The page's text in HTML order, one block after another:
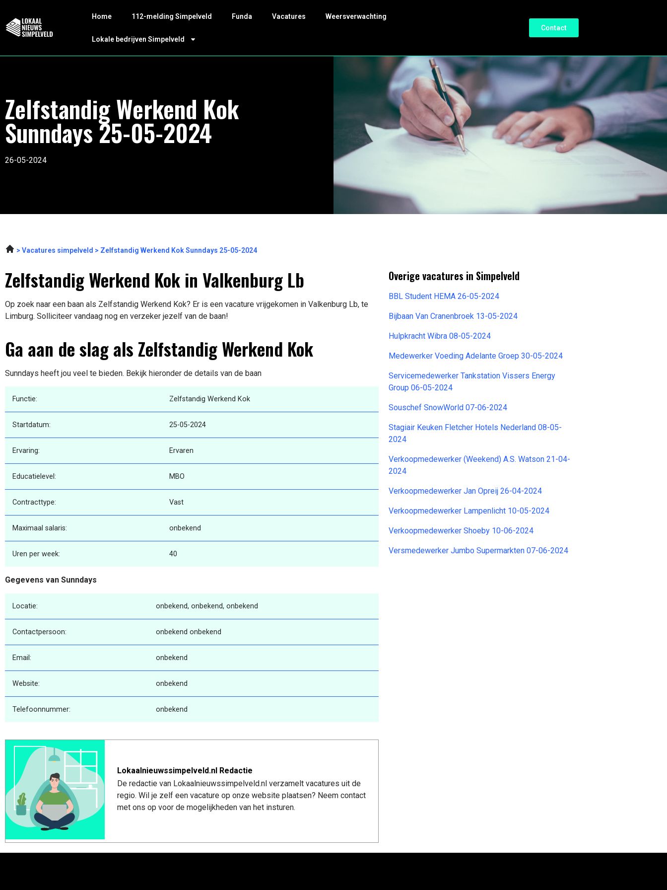
Home 112-melding Simpelveld Funda Vacatures Weersverwachting
Lokale bedrijven Simpelveld
Contact
Zelfstandig Werkend Kok
Sunndays 25-05-2024
26-05-2024
Vacatures simpelveld Zelfstandig Werkend Kok Sunndays 25-05-2024
Zelfstandig Werkend Kok in Valkenburg Lb
Op zoek naar een baan als Zelfstandig Werkend Kok? Er is een vacature vrijgekomen in Valkenburg Lb, te
Limburg. Solliciteer vandaag nog en verzeker jezelf van de baan!
Ga aan de slag als Zelfstandig Werkend Kok
Sunndays heeft jou veel te bieden. Bekijk hieronder de details van de baan
Functie: Zelfstandig Werkend Kok
Startdatum: 25-05-2024
Ervaring: Ervaren
Educatielevel: MBO
Contracttype: Vast
Maximaal salaris: onbekend
Uren per week: 40
Gegevens van Sunndays
Locatie: onbekend, onbekend, onbekend
Contactpersoon: onbekend onbekend
Email: onbekend
Website: onbekend
Telefoonnummer: onbekend
Lokaalnieuwssimpelveld.nl Redactie
De redactie van Lokaalnieuwssimpelveld.nl verzamelt vacatures uit de
regio. Wil je zelf een vacature op onze website plaatsen? Neem contact
met ons op voor de mogelijkheden van het insturen.
Overige vacatures in Simpelveld
BBL Student HEMA 26-05-2024
Bijbaan Van Cranenbroek 13-05-2024
Hulpkracht Wibra 08-05-2024
Medewerker Voeding Adelante Groep 30-05-2024
Servicemedewerker Tankstation Vissers Energy
Group 06-05-2024
Souschef SnowWorld 07-06-2024
Stagiair Keuken Fletcher Hotels Nederland 08-05-
2024
Verkoopmedewerker (Weekend) A.S. Watson 21-04-
2024
Verkoopmedewerker Jan Opreij 26-04-2024
Verkoopmedewerker Lampenlicht 10-05-2024
Verkoopmedewerker Shoeby 10-06-2024
Versmedewerker Jumbo Supermarkten 07-06-2024